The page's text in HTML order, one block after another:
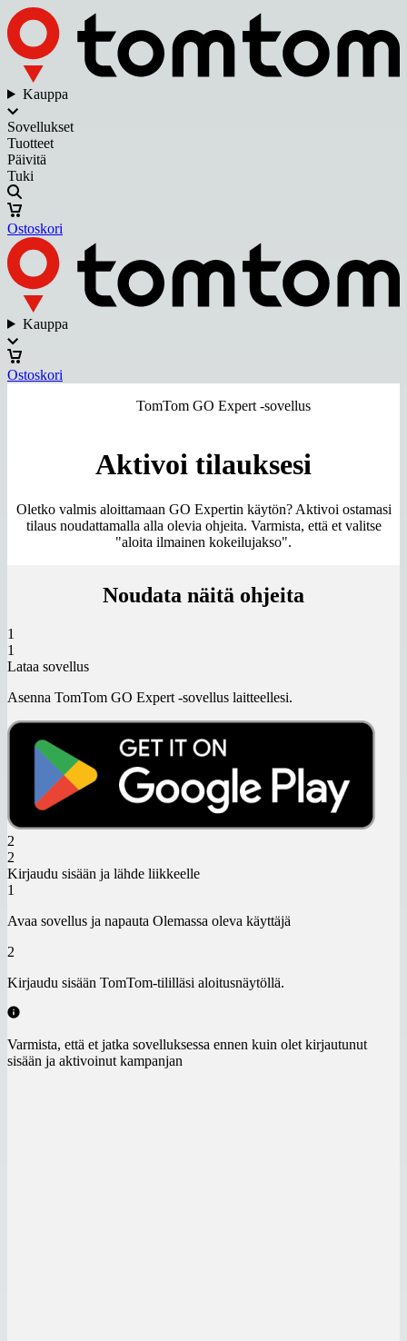
Kauppa
Sovellukset
Tuotteet
Päivitä
Tuki
Ostoskori
Kauppa
Ostoskori
TomTom GO Expert -sovellus
Aktivoi tilauksesi
Oletko valmis aloittamaan GO Expertin käytön? Aktivoi ostamasi
tilaus noudattamalla alla olevia ohjeita. Varmista, että et valitse
"aloita ilmainen kokeilujakso".
Noudata näitä ohjeita
1
1
Lataa sovellus
Asenna TomTom GO Expert -sovellus laitteellesi.
2
2
Kirjaudu sisään ja lähde liikkeelle
1
Avaa sovellus ja napauta Olemassa oleva käyttäjä
2
Kirjaudu sisään TomTom-tililläsi aloitusnäytöllä.
Varmista, että et jatka sovelluksessa ennen kuin olet kirjautunut
sisään ja aktivoinut kampanjan